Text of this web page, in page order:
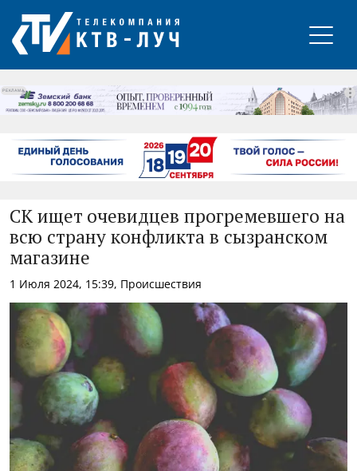
РЕКЛАМА
СК ищет очевидцев прогремевшего на
всю страну конфликта в сызранском
магазине
1 Июля 2024, 15:39, Происшествия